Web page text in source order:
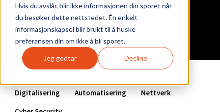
Hvis du avslår, blir ikke informasjonen din sporet når
du besøker dette nettstedet. Én enkelt
informasjonskapsel blir brukt til å huske
preferansen din om ikke å bli sporet.
Jeg godtar Decline
- En blogg fra Triple-S
Digitalisering Automatisering
Nettverk